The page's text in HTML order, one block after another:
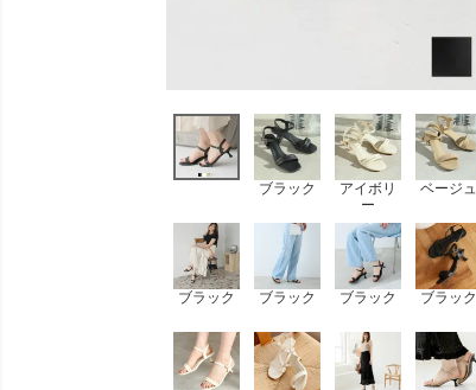
ブラック
アイボリ
ー
ベージュ
ブラック ブラック ブラック ブラック